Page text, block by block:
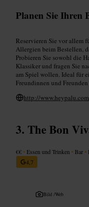
Planen Sie Ihren
Reservieren Sie vor allem
Allergien beim Bestellen,
Probieren Sie sowohl die
Klassiker und fragen Sie
am Spiel wollen. Ideal für
Freundinnen und
http://
The Bon
€€ • Essen und Trinken • Bar •
4,7
Bild /Web